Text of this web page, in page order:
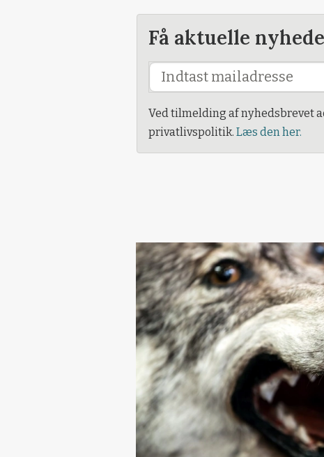
Få aktuelle
Ved tilmelding af nyhedsbrevet
privatlivspolitik. Læs den her.